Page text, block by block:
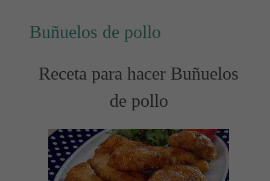
Buñuelos de pollo
Receta para hacer Buñuelos
de pollo